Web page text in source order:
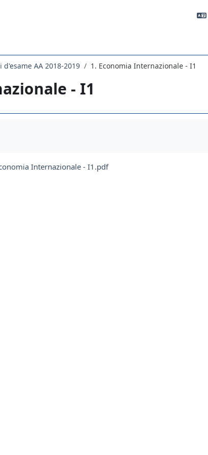
d'esame AA 2018-2019 1. Economia Internazionale - I1
- I1
Internazionale - I1.pdf